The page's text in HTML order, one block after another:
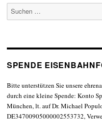
Suche
SPENDE
Bitte unterstützen Sie unsere
durch eine kleine Spende: Konto
München, lt. auf Dr. Michael
DE34700905000002553732,